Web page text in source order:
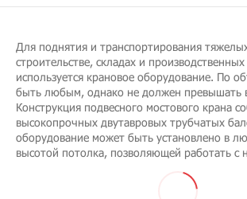
Для поднятия и транспортирования
строительстве, складах и производственных
используется крановое оборудование. По
быть любым, однако не должен превышать
Конструкция подвесного мостового крана
высокопрочных двутавровых трубчатых
оборудование может быть установлено в
высотой потолка, позволяющей работать с